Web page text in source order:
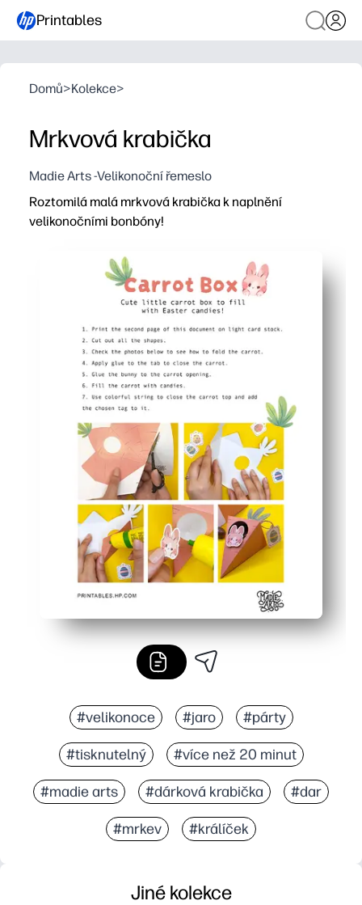
Printables
Domů>Kolekce>
Mrkvová krabička
Madie Arts -Velikonoční řemeslo
Roztomilá malá mrkvová krabička k naplnění
velikonočními bonbóny!
Tiskněte, stříhejte, skládejte a sestavte během
Řemeslo vhodné pro děti, které buduje nůžkové
Ideální pro večírky ve třídě, lov vajec, nastavení míst a
Rozkošný tvar mrkve pojme malé lahůdky a dodává
#velikonoce #jaro #párty
#tisknutelný #více než 20 minut
#madie arts #dárková krabička #dar
#mrkev #králíček
Jiné kolekce